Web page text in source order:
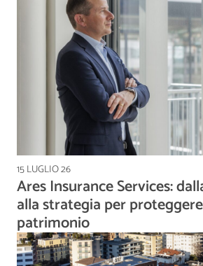
15 LUGLIO 26
Ares Insurance Services:
alla strategia per
patrimonio